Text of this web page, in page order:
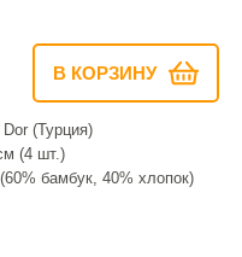
В КОРЗИНУ
(Турция)
(4 шт.)
бамбук, 40% хлопок)